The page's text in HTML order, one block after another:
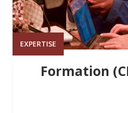
EXPERTISE
Formation